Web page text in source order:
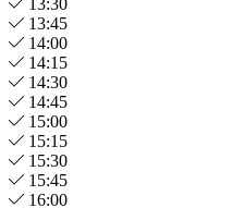
13:45
14:00
14:15
14:30
14:45
15:00
15:15
15:30
15:45
16:00